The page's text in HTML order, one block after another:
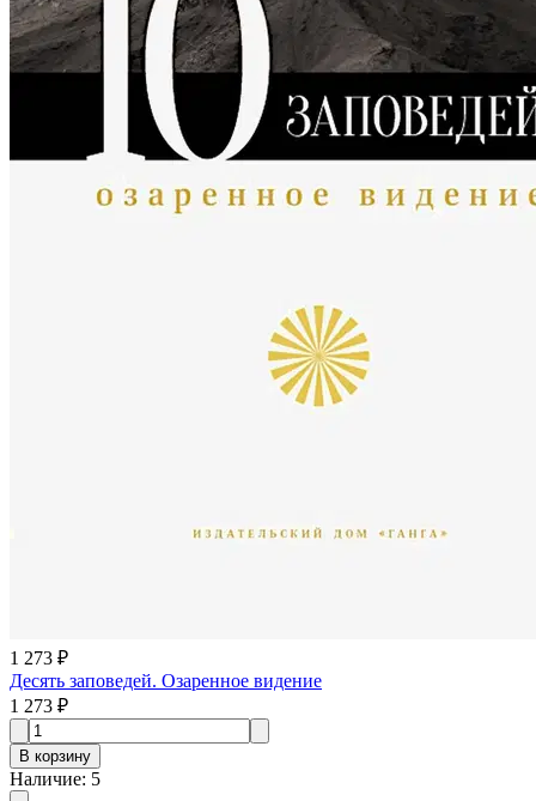
1 273 ₽
Десять заповедей. Озаренное видение
1 273 ₽
В корзину
Наличие: 5